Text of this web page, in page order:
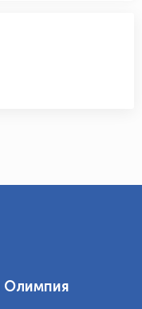
Олимпия